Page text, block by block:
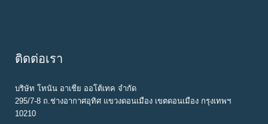
ติดต่อเรา
บริษัท โทนัน อาเชีย ออโต้เทค จำกัด
295/7-8 ถ.ช่างอากาศอุทิศ แขวงดอนเมือง เขตดอนเมือง กรุงเทพฯ
10210